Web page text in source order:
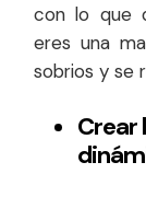
con lo que
eres una
sobrios y se
Crear